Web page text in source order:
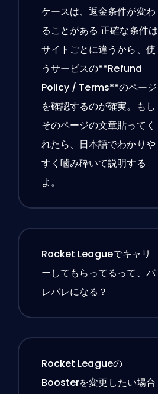
ケースは、返金条件が変わ
ることがある 正確な条件は
サイトごとに違うから、使
うサービスの**Refund
Policy / Terms**のページ
を確認するのが確実。もし
そのページの文章貼ってく
れたら、日本語でわかりや
すく噛み砕いて説明する
よ。
Rocket Leagueでキャリ
ーしてもらってるって、バ
レバレになる？
Rocket Leagueの
Boosterを変更したい場合